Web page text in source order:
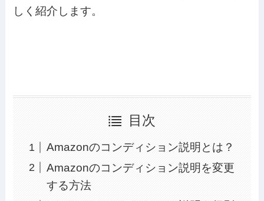
しく紹介します。
目次
Amazonのコンディション説明とは？
Amazonのコンディション説明を変更
する方法